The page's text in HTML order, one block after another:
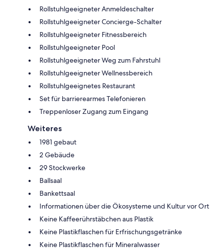
Rollstuhlgeeigneter Anmeldeschalter
Rollstuhlgeeigneter Concierge-Schalter
Rollstuhlgeeigneter Fitnessbereich
Rollstuhlgeeigneter Pool
Rollstuhlgeeigneter Weg zum Fahrstuhl
Rollstuhlgeeigneter Wellnessbereich
Rollstuhlgeeignetes Restaurant
Set für barrierearmes Telefonieren
Treppenloser Zugang zum Eingang
Weiteres
1981 gebaut
2 Gebäude
29 Stockwerke
Ballsaal
Bankettsaal
Informationen über die Ökosysteme und Kultur vor Ort
Keine Kaffeerührstäbchen aus Plastik
Keine Plastikflaschen für Erfrischungsgetränke
Keine Plastikflaschen für Mineralwasser